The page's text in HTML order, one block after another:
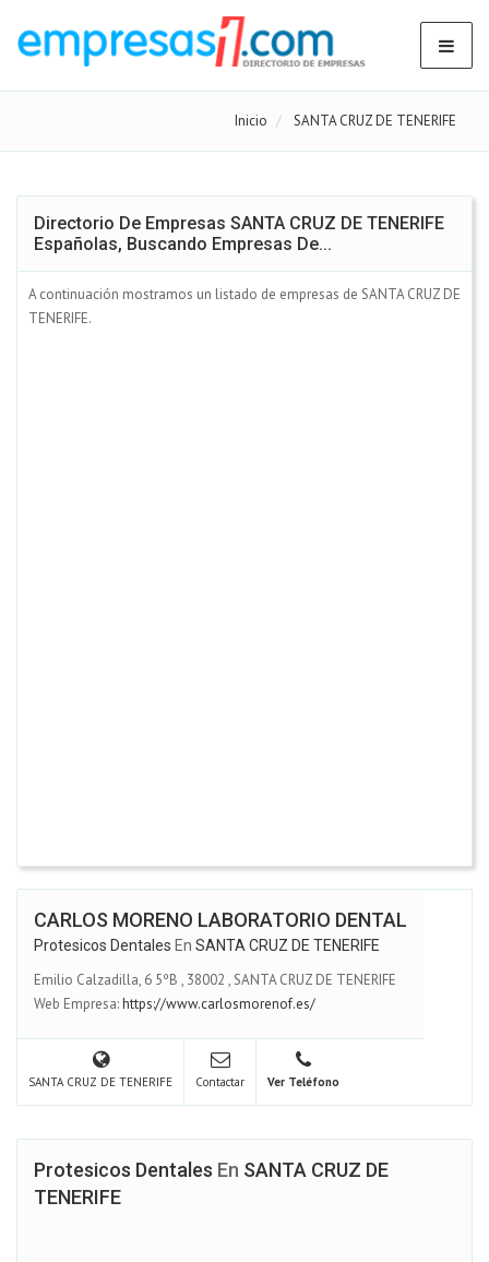
Inicio SANTA CRUZ DE TENERIFE
Directorio De Empresas SANTA CRUZ DE TENERIFE
Españolas, Buscando Empresas De...
A continuación mostramos un listado de empresas de SANTA CRUZ DE
TENERIFE.
CARLOS MORENO LABORATORIO DENTAL
Protesicos Dentales En SANTA CRUZ DE TENERIFE
Emilio Calzadilla, 6 5ºB , 38002 ,SANTA CRUZ DE TENERIFE
Web Empresa:https://www.carlosmorenof.es/
SANTA CRUZ DE TENERIFE Contactar Ver Teléfono
Protesicos Dentales En SANTA CRUZ DE
TENERIFE